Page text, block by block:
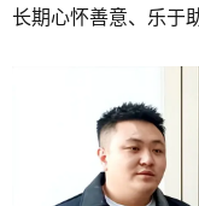
长期心怀善意、乐于